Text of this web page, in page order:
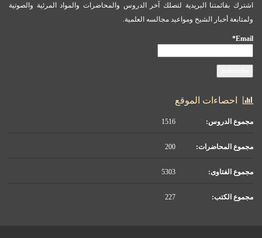
اشترك بقائمتنا البريدية لتصلك آخر الدروس والمحاضرات والمواد المرئية والصوتية
ولمتابعة أخبار الشيخ ومواعيد مجالسه العلمية.
Email*
احصاءات الموقع
مجموع الدروس:
مجموع المحاضرات:
مجموع الفتاوى:
مجموع الكتب: